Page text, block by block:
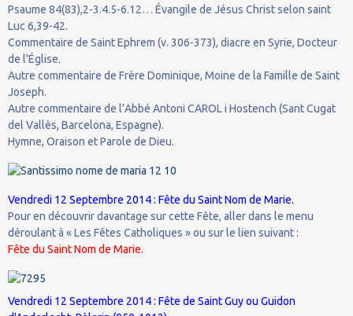
Psaume 84(83),2-3.4.5-6.12… Évangile de Jésus Christ selon saint
Luc 6,39-42.
Commentaire de Saint Ephrem (v. 306-373), diacre en Syrie, Docteur
de l'Église.
Autre commentaire de Frère Dominique, Moine de la Famille de Saint
Joseph.
Autre commentaire de l’Abbé Antoni CAROL i Hostench (Sant Cugat
del Vallès, Barcelona, Espagne).
Hymne, Oraison et Parole de Dieu.
Vendredi 12 Septembre 2014 : Fête du Saint Nom de Marie.
Pour en découvrir davantage sur cette Fête, aller dans le menu
déroulant à « Les Fêtes Catholiques » ou sur le lien suivant :
Fête du Saint Nom de Marie.
Vendredi 12 Septembre 2014 : Fête de Saint Guy ou Guidon